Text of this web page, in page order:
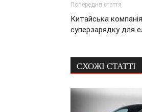
Попередня стаття
Китайська
суперзарядку для
СХОЖІ СТАТТІ